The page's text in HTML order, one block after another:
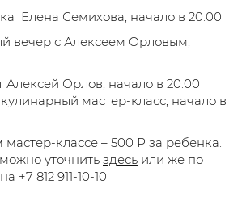
Елена Семихова, начало в 20:00
вечер с Алексеем Орловым,
Орлов, начало в 20:00
мастер-класс, начало в
мастер-классе – 500 ₽ за ребенка.
уточнить здесь или же по
+7 812 911-10-10